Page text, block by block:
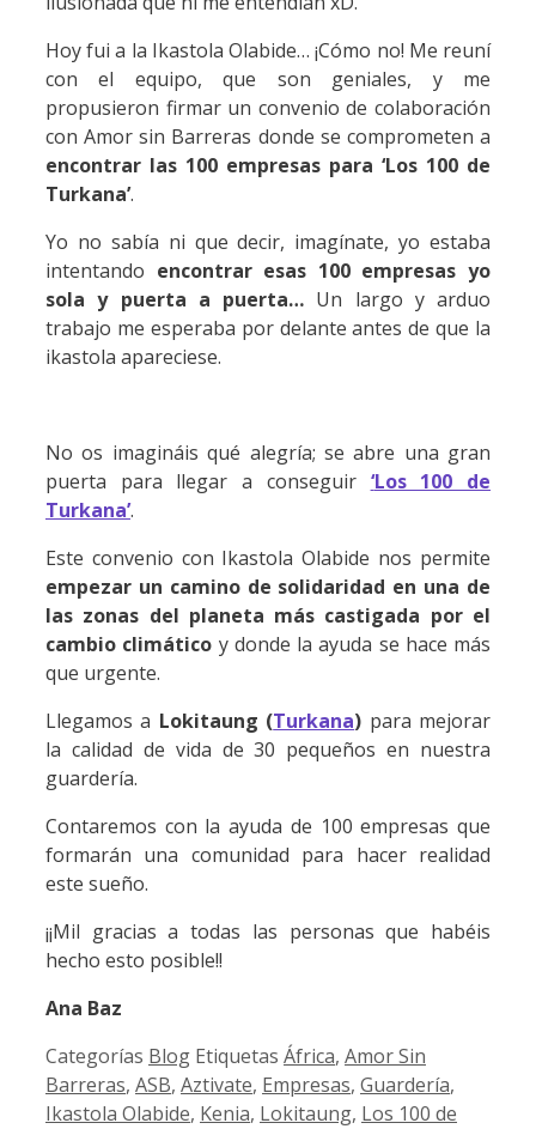
Hoy fui a la Ikastola Olabide… ¡Cómo no! Me reuní
con el equipo, que son geniales, y me
propusieron firmar un convenio de colaboración
con Amor sin Barreras donde se comprometen a
encontrar las 100 empresas para ‘Los 100 de
Turkana’.
Yo no sabía ni que decir, imagínate, yo estaba
intentando encontrar esas 100 empresas yo
sola y puerta a puerta… Un largo y arduo
trabajo me esperaba por delante antes de que la
ikastola apareciese.
No os imagináis qué alegría; se abre una gran
puerta para llegar a conseguir ‘Los 100 de
Turkana’.
Este convenio con Ikastola Olabide nos permite
empezar un camino de solidaridad en una de
las zonas del planeta más castigada por el
cambio climático y donde la ayuda se hace más
que urgente.
Llegamos a Lokitaung (Turkana) para mejorar
la calidad de vida de 30 pequeños en nuestra
guardería.
Contaremos con la ayuda de 100 empresas que
formarán una comunidad para hacer realidad
este sueño.
¡¡Mil gracias a todas las personas que habéis
hecho esto posible!!
Ana Baz
Categorías Blog Etiquetas África, Amor Sin
Barreras, ASB, Aztivate, Empresas, Guardería,
Ikastola Olabide, Kenia, Lokitaung, Los 100 de